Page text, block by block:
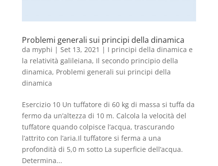
Problemi generali sui principi della dinamica
da myphi | Set 13, 2021 | I principi della dinamica e
la relatività galileiana, Il secondo principio della
dinamica, Problemi generali sui principi della
dinamica
Esercizio 10 Un tuffatore di 60 kg di massa si tuffa da
fermo da un’altezza di 10 m. Calcola la velocità del
tuffatore quando colpisce l’acqua, trascurando
l’attrito con l’aria.Il tuffatore si ferma a una
profondità di 5,0 m sotto La superficie dell’acqua.
Determina...